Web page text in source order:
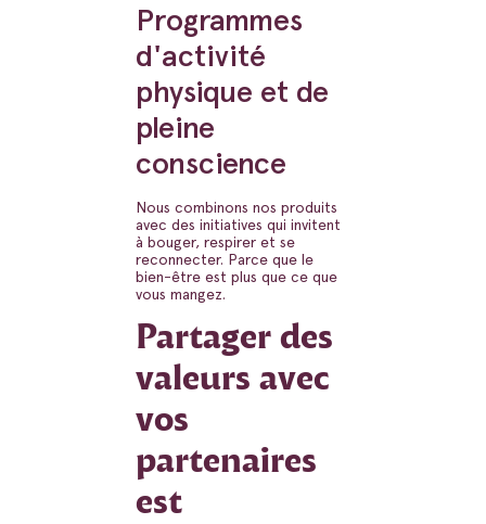
Programmes
d'activité
physique et de
pleine
conscience
Nous combinons nos produits
avec des initiatives qui invitent
à bouger, respirer et se
reconnecter. Parce que le
bien-être est plus que ce que
vous mangez.
Partager des
valeurs avec
vos
partenaires
est